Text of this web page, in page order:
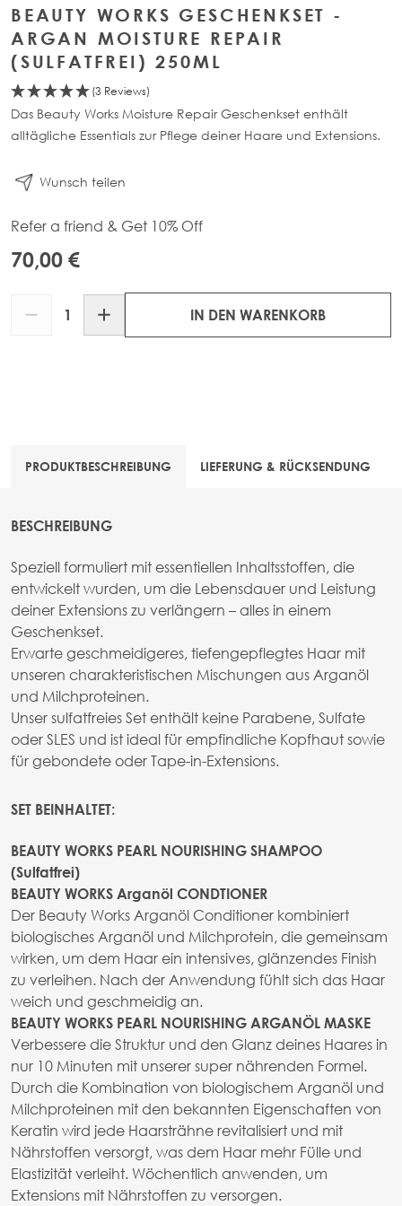
BEAUTY WORKS GESCHENKSET -
ARGAN MOISTURE REPAIR
(SULFATFREI) 250ML
(3 Reviews)
Das Beauty Works Moisture Repair Geschenkset enthält
alltägliche Essentials zur Pflege deiner Haare und Extensions.
Wunsch teilen
Refer a friend & Get 10% Off
70,00 €
IN DEN WARENKORB
PRODUKTBESCHREIBUNG LIEFERUNG & RÜCKSENDUNG
BESCHREIBUNG
Speziell formuliert mit essentiellen Inhaltsstoffen, die
entwickelt wurden, um die Lebensdauer und Leistung
deiner Extensions zu verlängern – alles in einem
Geschenkset.
Erwarte geschmeidigeres, tiefengepflegtes Haar mit
unseren charakteristischen Mischungen aus Arganöl
und Milchproteinen.
Unser sulfatfreies Set enthält keine Parabene, Sulfate
oder SLES und ist ideal für empfindliche Kopfhaut sowie
für gebondete oder Tape-in-Extensions.
SET BEINHALTET:
BEAUTY WORKS PEARL NOURISHING SHAMPOO
(Sulfatfrei)
BEAUTY WORKS Arganöl CONDTIONER
Der Beauty Works Arganöl Conditioner kombiniert
biologisches Arganöl und Milchprotein, die gemeinsam
wirken, um dem Haar ein intensives, glänzendes Finish
zu verleihen. Nach der Anwendung fühlt sich das Haar
weich und geschmeidig an.
BEAUTY WORKS PEARL NOURISHING ARGANÖL MASKE
Verbessere die Struktur und den Glanz deines Haares in
nur 10 Minuten mit unserer super nährenden Formel.
Durch die Kombination von biologischem Arganöl und
Milchproteinen mit den bekannten Eigenschaften von
Keratin wird jede Haarsträhne revitalisiert und mit
Nährstoffen versorgt, was dem Haar mehr Fülle und
Elastizität verleiht. Wöchentlich anwenden, um
Extensions mit Nährstoffen zu versorgen.